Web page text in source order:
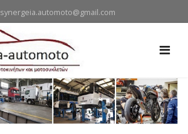
synergeia.automoto@gmail.com